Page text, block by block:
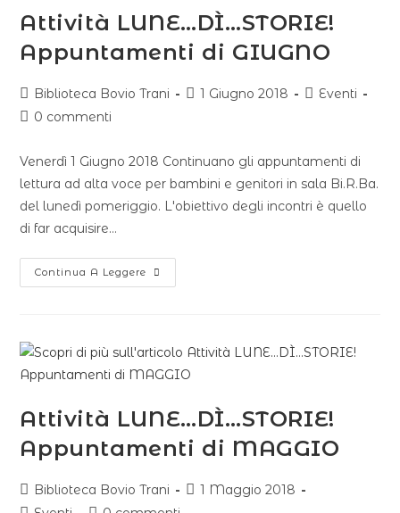
Attività LUNE…DÌ…STORIE!
Appuntamenti di GIUGNO
Biblioteca Bovio Trani 1 Giugno 2018
Eventi
0 commenti
Venerdì 1 Giugno 2018 Continuano gli appuntamenti di
lettura ad alta voce per bambini e genitori in sala Bi.R.Ba.
del lunedì pomeriggio. L'obiettivo degli incontri è quello
di far acquisire…
Continua A Leggere
Attività LUNE…DÌ…STORIE!
Appuntamenti di MAGGIO
Biblioteca Bovio Trani
1 Maggio 2018